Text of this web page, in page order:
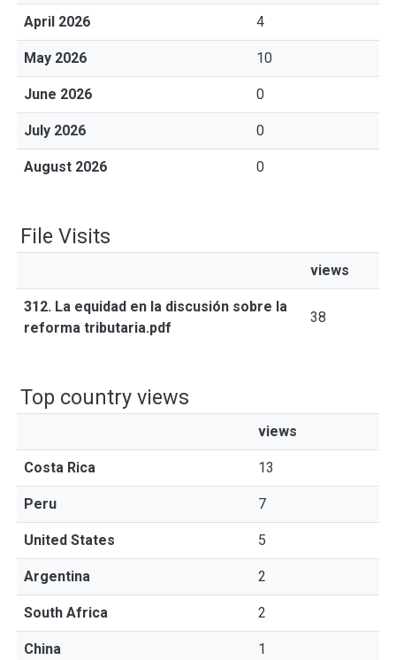
April 2026 4
May 2026 10
June 2026 0
July 2026 0
August 2026 0
File Visits
views
312. La equidad en la discusión sobre la
reforma tributaria.pdf
38
Top country views
views
Costa Rica 13
Peru 7
United States 5
Argentina 2
South Africa 2
China 1